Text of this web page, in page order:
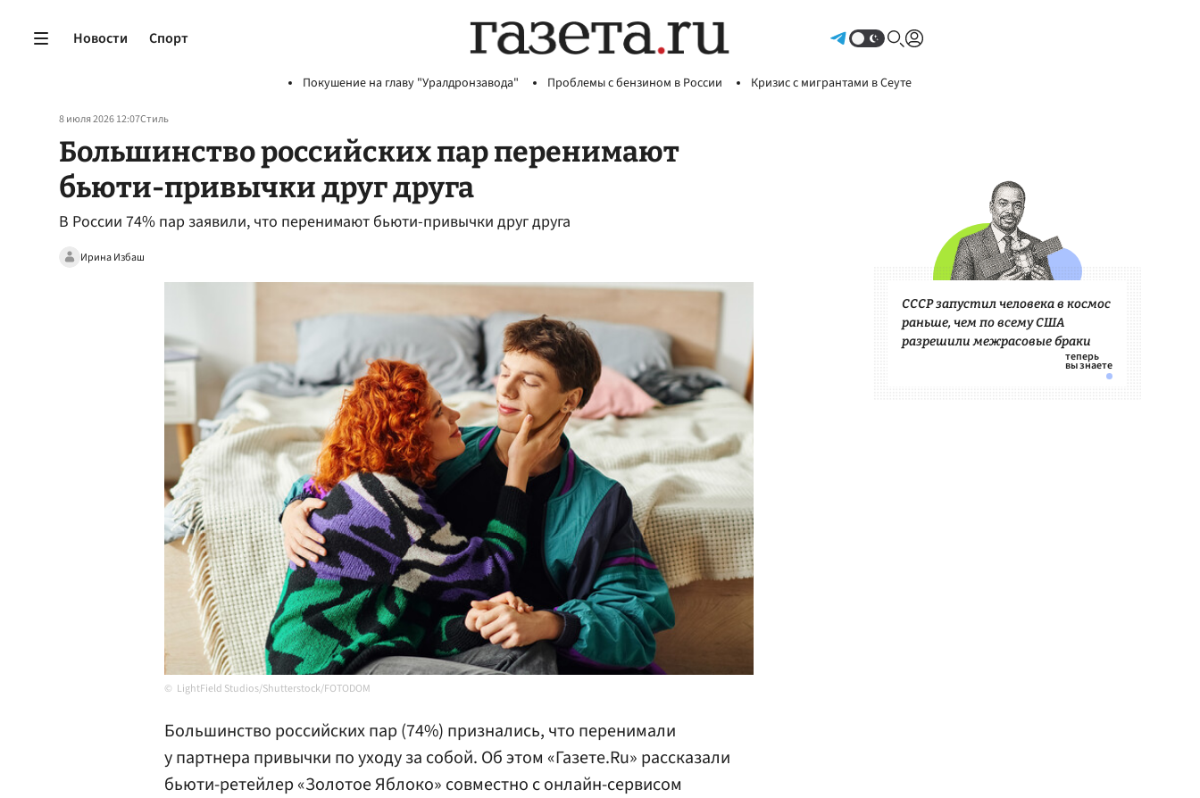
Новости Спорт
Покушение на главу "Уралдронзавода" Проблемы с бензином в России Кризис с мигрантами в Сеуте
8 июля 2026 12:07Стиль
Большинство российских пар перенимают
бьюти-привычки друг друга
В России 74% пар заявили, что перенимают бьюти-привычки друг друга
Ирина Избаш
LightField Studios/Shutterstock/FOTODOM
Большинство российских пар (74%) признались, что перенимали
у партнера привычки по уходу за собой. Об этом «Газете.Ru» рассказали
бьюти-ретейлер «Золотое Яблоко» совместно с онлайн-сервисом
СССР запустил человека в космос
раньше, чем по всему США
разрешили межрасовые браки